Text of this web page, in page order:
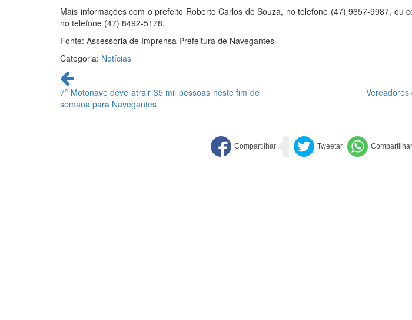
Mais informações com o prefeito Roberto Carlos de Souza, no telefone (47) 9657-9987, ou
no telefone (47) 8492-5178.
Fonte: Assessoria de Imprensa Prefeitura de Navegantes
Categoria: Notícias
Continue
lendo
7º Motonave deve atrair 35 mil pessoas neste fim de
semana para Navegantes